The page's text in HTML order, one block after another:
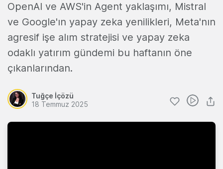
OpenAI ve AWS'in Agent yaklaşımı, Mistral
ve Google'ın yapay zeka yenilikleri, Meta'nın
agresif işe alım stratejisi ve yapay zeka
odaklı yatırım gündemi bu haftanın öne
çıkanlarından.
Tuğçe İçözü
18 Temmuz 2025